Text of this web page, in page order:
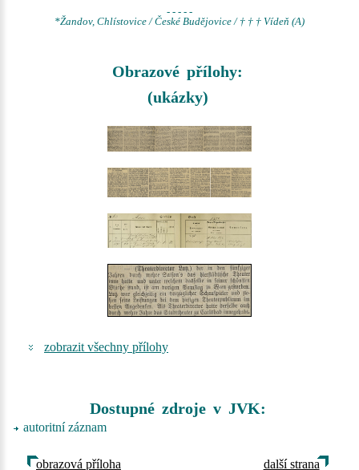
- - - - -
*Žandov, Chlístovice / České Budějovice / † † † Vídeň (A)
Obrazové přílohy:
(ukázky)
zobrazit všechny přílohy
Dostupné zdroje v JVK:
autoritní záznam
obrazová příloha další strana